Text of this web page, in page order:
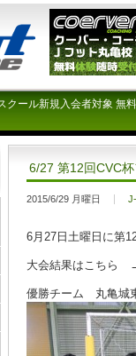
クール新規入会者対象
6/27 第12回CVC
2015/6/29 月曜日
6月27日土曜日に第
大会結果はこち
優勝チーム 丸亀城